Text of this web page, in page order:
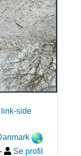
side
- Se profil